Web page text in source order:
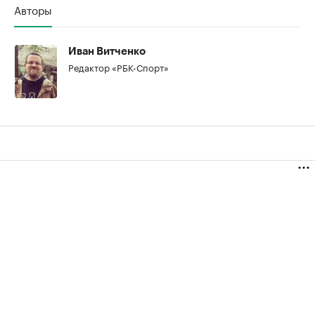
Авторы
Иван Витченко
Редактор «РБК-Спорт»